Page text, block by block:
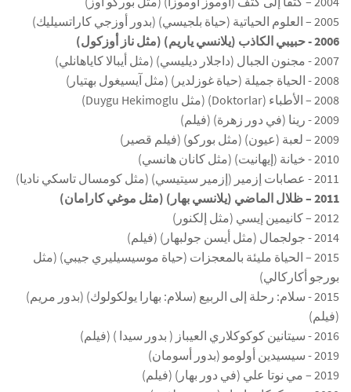
2005 – العلوم الحياتية (حياة بلجيسي) (بدور أوزجي كاراتسيليك)
2006 - حبيبي الكاذب (يلانسي ياريم) (مثل ناز أوزكول)
2007 - مجنون الجبال (داجلار ديليسي) (مثل أيبالا كاياهانلي)
2008 - الحياة جميلة (حياة غوزلدير) (مثل آيسيغول بهتيار)
2008 – الأطباء (Doktorlar) (مثل Duygu Hekimoglu)
2009 - رينا (في دور زهرة) (فيلم)
2009 – لعبة (عيون) (مثل بوركو) (فيلم قصير)
2010 - خيانة (إيهانيت) (مثل كانان هانسي)
2011 - عصابات إزمير (إزمير سيتيسي) (مثل كومسال تاسكي ناديا)
2011 – ظلال الماضي (يلانسي بهار) (مثل موغي كارامان)
2012 – كانيمين إيسي (مثل إلكنور)
2014 - جولجمال (مثل أيسن جولبهار) (فيلم)
2015 – الحياة مليئة بالمعجزات (حياة موسيسيليري جيبي) (مثل
بورجو أكاركالي)
2015 - سلام: رحلة إلى الربيع (سلام: بهارا يولكولوك) (بدور مريم)
(فيلم)
2016 - سيتانين كوكوكلاري العيباز ( بدور سيدا ) (فيلم)
2019 - سيسيدين أولومو (بدور أسومان)
2019 – مي نوتا علي (في دور بهار) (فيلم)